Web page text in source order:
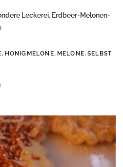
Leckerei. Erdbeer-Melonen-
, HONIGMELONE, MELONE,SELBST